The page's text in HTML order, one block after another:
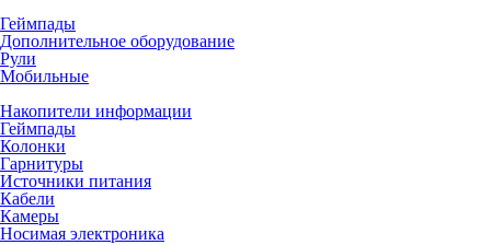
Геймпады
Дополнительное оборудование
Рули
Мобильные
Накопители информации
Геймпады
Колонки
Гарнитуры
Источники питания
Кабели
Камеры
Носимая электроника